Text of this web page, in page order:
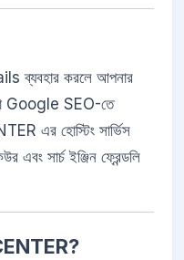
করলে আপনার
যা Google SEO-তে
এর হোস্টিং সার্ভিস
এবং সার্চ ইঞ্জিন ফ্রেন্ডলি